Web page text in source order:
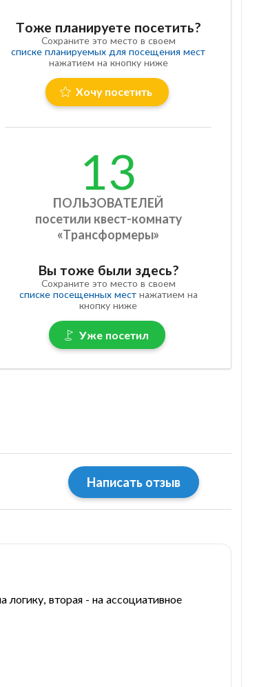
Тоже планируете посетить?
Сохраните это место в своем
списке планируемых для посещения мест
нажатием на кнопку ниже
Хочу посетить
13
ПОЛЬЗОВАТЕЛЕЙ
посетили квест-комнату
«Трансформеры»
Вы тоже были здесь?
Сохраните это место в своем
списке посещенных местнажатием на
кнопку ниже
Уже посетил
Написать отзыв
логику, вторая - на ассоциативное